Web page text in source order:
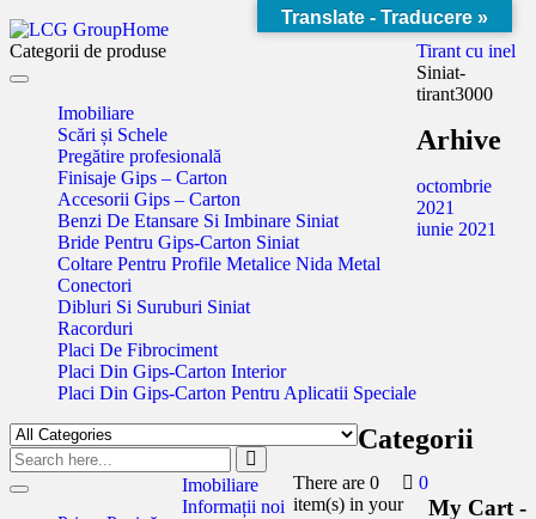
Categorii de produse
Toggle
navigationImobiliare
Scări și Schele
Pregătire profesională
Finisaje Gips – Carton
Accesorii Gips – Carton
Benzi De Etansare Si Imbinare Siniat
Bride Pentru Gips-Carton Siniat
Coltare Pentru Profile Metalice Nida Metal
Conectori
Dibluri Si Suruburi Siniat
Racorduri
Placi De Fibrociment
Placi Din Gips-Carton Interior
Placi Din Gips-Carton Pentru Aplicatii Speciale
Toggle
navigation
My Cart -
0
There are 0
item(s) in your
Home
Tirant cu inel
Siniat-
tirant3000
Arhive
octombrie
2021
iunie 2021
Categorii
Imobiliare
Informații noi
Translate - Traducere »